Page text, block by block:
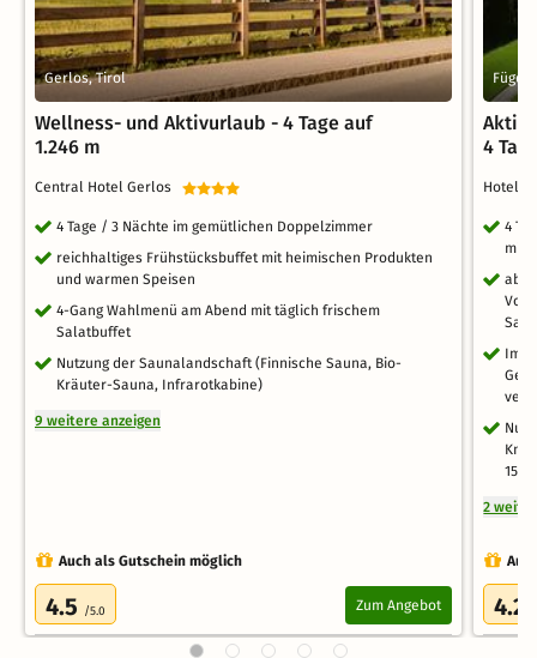
Gerlos, Tirol
Wellness- und Aktivurlaub - 4 Tage auf
1.246 m
Central Hotel Gerlos
4 Tage / 3 Nächte im gemütlichen Doppelzimmer
reichhaltiges Frühstücksbuffet mit heimischen Produkten
und warmen Speisen
4-Gang Wahlmenü am Abend mit täglich frischem
Salatbuffet
Nutzung der Saunalandschaft (Finnische Sauna, Bio-
Kräuter-Sauna, Infrarotkabine)
9 weitere anzeigen
Auch als Gutschein möglich
4.5 /5.0 Zum Angebot
4
Hotel
4
mit
Im
15
2
4.2